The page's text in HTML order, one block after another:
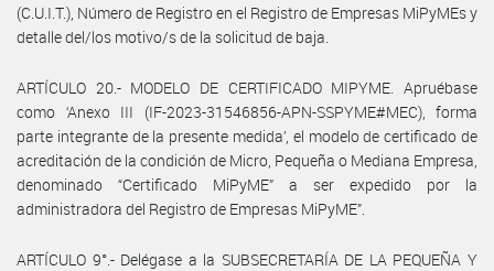
(C.U.I.T.), Número de Registro en el Registro de Empresas MiPyMEs y
detalle del/los motivo/s de la solicitud de baja.
ARTÍCULO 20.- MODELO DE CERTIFICADO MIPYME. Apruébase
como ‘Anexo III (IF-2023-31546856-APN-SSPYME#MEC), forma
parte integrante de la presente medida’, el modelo de certificado de
acreditación de la condición de Micro, Pequeña o Mediana Empresa,
denominado “Certificado MiPyME” a ser expedido por la
administradora del Registro de Empresas MiPyME”.
ARTÍCULO 9°.- Delégase a la SUBSECRETARÍA DE LA PEQUEÑA Y